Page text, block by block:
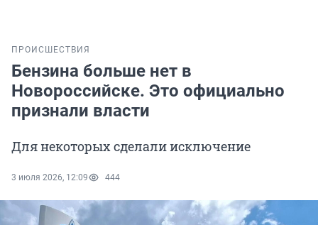
ПРОИСШЕСТВИЯ
Бензина больше нет в
Новороссийске. Это официально
признали власти
Для некоторых сделали исключение
3 июля 2026, 12:09 444